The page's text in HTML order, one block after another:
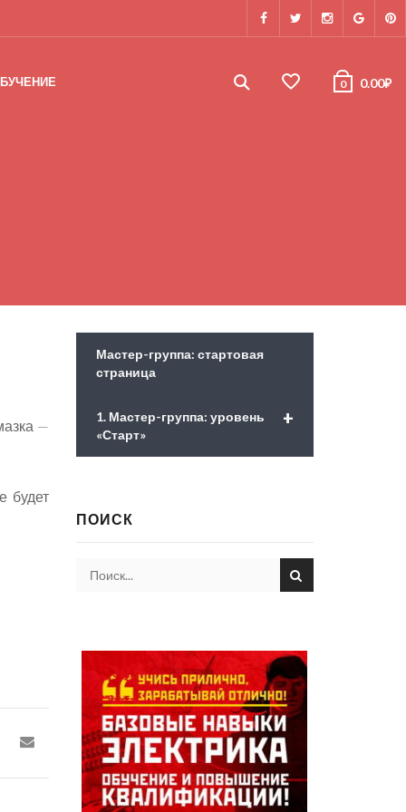
0 0.00₽
—
будет
Мастер-группа: стартовая
страница
+
1. Мастер-группа: уровень
«Старт»
ПОИСК